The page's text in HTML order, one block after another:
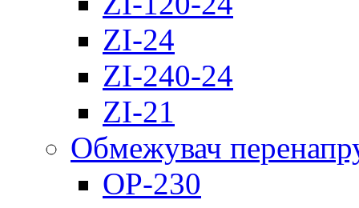
ZI-24
ZI-240-24
ZI-21
Обмежувач
OP-230